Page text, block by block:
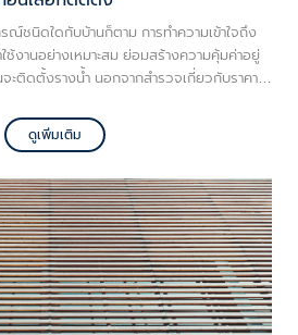
ณ์ชนิดใดกับบ้านก็ตาม การทำความเข้าใจถึง
งานอย่างเหมาะสม ย่อมสร้างความคุ้มค่าอยู่
ะติดตั้งรางน้ำ นอกจากสำรวจเกี่ยวกับราคา
มแตกต่างอย่างไร เลือกแบบไหนตอบโจทย์การ
ใช้งานมากที่สุด
ดูเพิ่มเติม